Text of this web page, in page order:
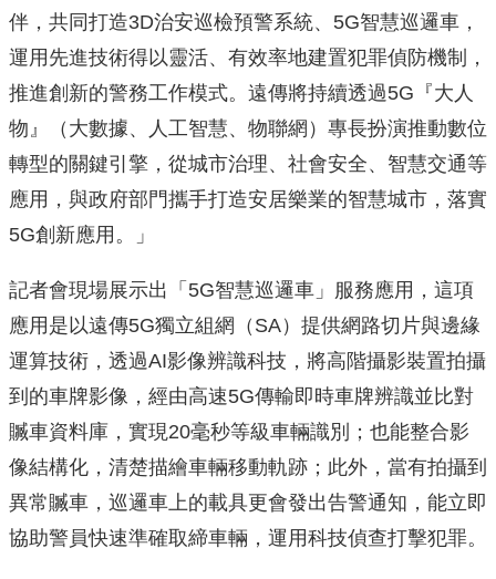
伴，共同打造3D治安巡檢預警系統、5G智慧巡邏車，
運用先進技術得以靈活、有效率地建置犯罪偵防機制，
推進創新的警務工作模式。遠傳將持續透過5G『大人
物』（大數據、人工智慧、物聯網）專長扮演推動數位
轉型的關鍵引擎，從城市治理、社會安全、智慧交通等
應用，與政府部門攜手打造安居樂業的智慧城市，落實
5G創新應用。」
記者會現場展示出「5G智慧巡邏車」服務應用，這項
應用是以遠傳5G獨立組網（SA）提供網路切片與邊緣
運算技術，透過AI影像辨識科技，將高階攝影裝置拍攝
到的車牌影像，經由高速5G傳輸即時車牌辨識並比對
贓車資料庫，實現20毫秒等級車輛識別；也能整合影
像結構化，清楚描繪車輛移動軌跡；此外，當有拍攝到
異常贓車，巡邏車上的載具更會發出告警通知，能立即
協助警員快速準確取締車輛，運用科技偵查打擊犯罪。